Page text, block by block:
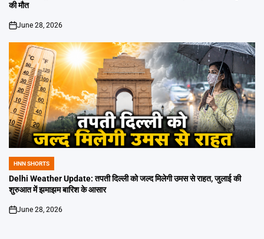
की मौत
on
June 28, 2026
POSTED
IN
HNN SHORTS
Delhi Weather Update: तपती दिल्ली को जल्द मिलेगी उमस से राहत, जुलाई की
शुरुआत में झमाझम बारिश के आसार
on
June 28, 2026